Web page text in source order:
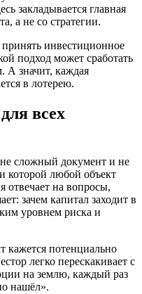
закладывается главная
а не со стратегии.
инвестиционное
подход может сработать
А значит, каждая
в лотерею.
всех
сложный документ и не
которой любой объект
отвечает на вопросы,
зачем капитал заходит в
уровнем риска и
кажется потенциально
легко перескакивает с
на землю, каждый раз
нашёл».